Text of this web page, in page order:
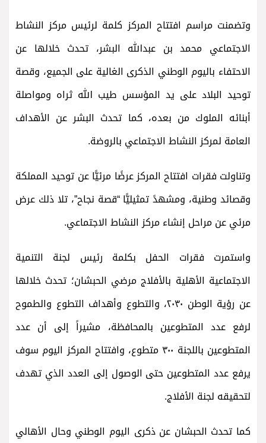
وتضمنت مراسم افتتاح المركز كلمة لرئيس مركز النشاط
الاجتماعي محمد بن عبدالله البشر، تحدث خلالها عن
الاحتفاء باليوم الوطني الذكرى الغالية على الجميع، وقصة
توحيد البلاد على يد المؤسس طيب الله ثراه ومواصلة
أبنائه الملوك من بعده، كما تحدث البشر عن الأهداف
العامة لمركز النشاط الاجتماعي بالروضة.
وتناولت فقرات افتتاح المركز عرضًا مرئيًّا عن توحيد المملكة
وقصائد وطنية، ومشهدً تمثيليًّا “قصة نجاح”، تلا ذلك عرض
مرئي عن مراحل إنشاء مركز النشاط الاجتماعي.
واستمرت فقرات الحفل بكلمة رئيس لجنة التنمية
الاجتماعية الأهلية بالأفلاج مرضي الحبشان؛ تحدث خلالها
عن رؤية الوطن ٢٠٣٠، والتطوع وأهداف التطوع والطموح
لرفع عدد المتطوعين بالمحافظة، مشيراً إلى أن عدد
المتطوعين باللجنة ٣٠٠ متطوع، وافتتاح المركز اليوم سوف
يرفع عدد المتطوعين حتى الوصول إلى العدد الذي تهدف
لتحقيقه لجنة الأفلاج.
كما تحدث الحبشان عن ذكرى اليوم الوطني وحال الأهالي